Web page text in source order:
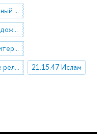
17.07.29 Литературный процесс
17.07.41 Поэтика художественной литературы. Виды и жанры
17.09.91 История литературы отдельных стран и народов
21.15.00 Отдельные религии, церкви и культы 21.15.47 Ислам